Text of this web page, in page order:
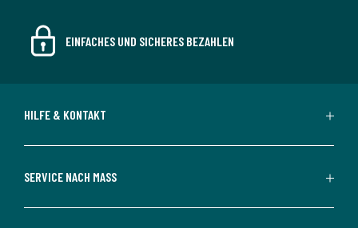
EINFACHES UND SICHERES BEZAHLEN
HILFE & KONTAKT
SERVICE NACH MASS